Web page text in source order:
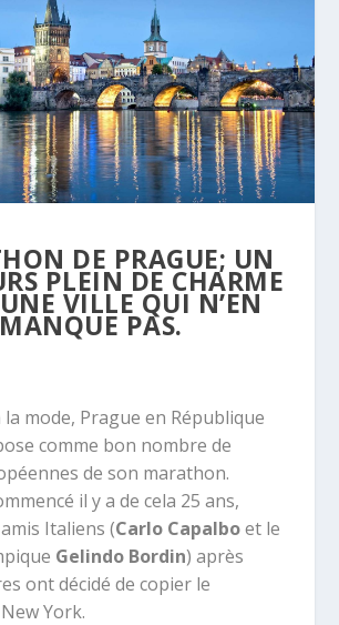
DE PRAGUE; UN
PLEIN DE CHARME
VILLE QUI N’EN
MANQUE PAS.
mode, Prague en République
comme bon nombre de
de son marathon.
il y a de cela 25 ans,
Italiens (Carlo Capalboet le
Gelindo Bordin) après
ont décidé de copier le
York.